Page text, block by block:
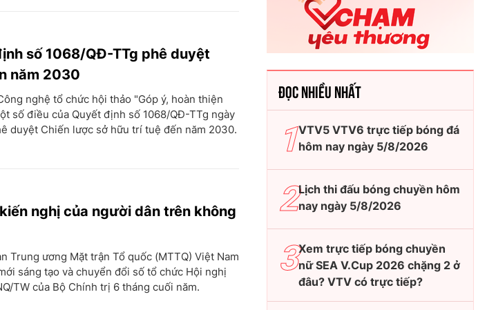
số 1068/QĐ-TTg phê duyệt
năm 2030
nghệ tổ chức hội thảo "Góp ý, hoàn thiện
số điều của Quyết định số 1068/QĐ-TTg ngày
duyệt Chiến lược sở hữu trí tuệ đến năm 2030.
nghị của người dân trên không
Trung ương Mặt trận Tổ quốc (MTTQ) Việt Nam
sáng tạo và chuyển đổi số tổ chức Hội nghị
TW của Bộ Chính trị 6 tháng cuối năm.
ĐỌC NHIỀU NHẤT
VTV5 VTV6 trực tiếp bóng đá
hôm nay ngày 5/8/2026
Lịch thi đấu bóng chuyền hôm
nay ngày 5/8/2026
Xem trực tiếp bóng chuyền
nữ SEA V.Cup 2026 chặng 2 ở
đâu? VTV có trực tiếp?